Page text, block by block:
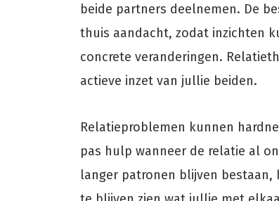
beide partners deelnemen. De
thuis aandacht, zodat inzichten
concrete veranderingen.
actieve inzet van jullie beiden.
Relatieproblemen kunnen
pas hulp wanneer de relatie al
langer patronen blijven